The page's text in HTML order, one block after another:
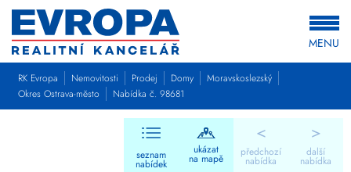
MENU
RK Evropa Nemovitosti Prodej Domy
Moravskoslezský
Okres Ostrava-město
Nabídka č. 98681
<
předchozí
nabídka
seznam
nabídek
ukázat
na mapě
>
další
nabídka